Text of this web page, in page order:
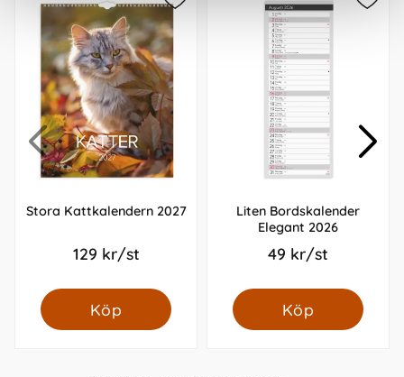
Stora Kattkalendern 2027
129 kr/st
Köp
Liten Bordskalender
Elegant 2026
49 kr/st
Köp